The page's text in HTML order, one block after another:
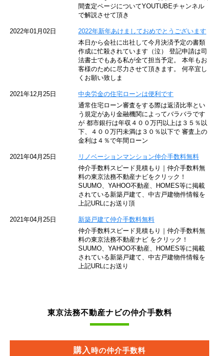
東京メトロ東西線
京王井の頭線
JR湘南新宿ライン
京王京王線
東京臨海高速鉄道
東急世田谷線
JR南武線
間査定ページについてYOUTUBEチャンネル
で解説させて頂き
2022年01月02日
2022年新年あけましておめでとうございます
本日から会社に出社して今月決済予定の書類
作成に忙殺されています（泣） 登記申請は司
法書士でもある私が全て担当予定。 本年もお
客様のために尽力させて頂きます。 何卒宜し
くお願い致しま
2021年12月25日
中央労金の住宅ローンは便利です
通常住宅ローン審査をする際は返済比率とい
う規定があり金融機関によってバラバラです
が 都市銀行は年収４００万円以上は３５％以
下、４００万円未満は３０％以下で 審査上の
金利は４％で年間ローン
2021年04月25日
リノベーションマンション仲介手数料無料
仲介手数料スピード見積もり｜仲介手数料無
料の東京法務不動産ナビをクリック！
SUUMO、YAHOO不動産、HOMES等に掲載
されている新築戸建て、中古戸建物件情報を
上記URLにお送り頂
2021年04月25日
新築戸建て仲介手数料無料
仲介手数料スピード見積もり｜仲介手数料無
料の東京法務不動産ナビ をクリック！
SUUMO、YAHOO不動産、HOMES等に掲載
されている新築戸建て、中古戸建物件情報を
上記URLにお送り
東京法務不動産ナビの仲介手数料
購入時の仲介手数料